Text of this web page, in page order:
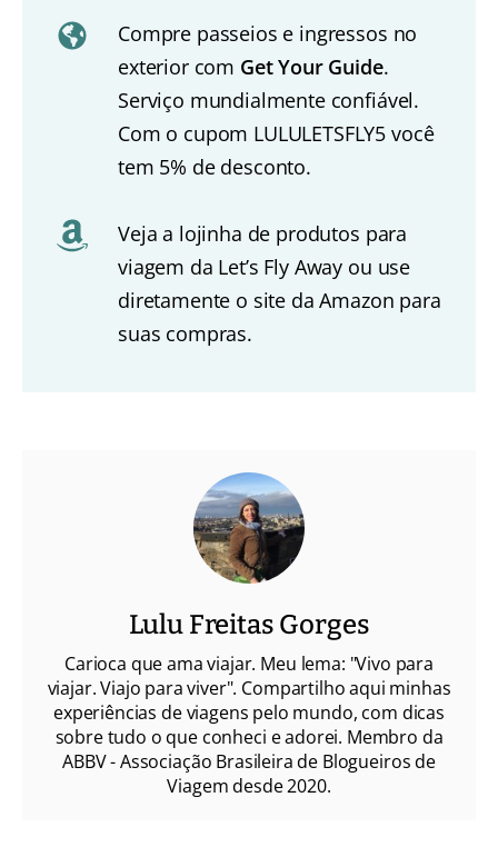
Compre passeios e ingressos no
exterior com Get Your Guide.
Serviço mundialmente confiável.
Com o cupom LULULETSFLY5 você
tem 5% de desconto.
Veja a lojinha de produtos para
viagem da Let’s Fly Away ou use
diretamente o site da Amazon para
suas compras.
Lulu Freitas Gorges
Carioca que ama viajar. Meu lema: "Vivo para
viajar. Viajo para viver". Compartilho aqui minhas
experiências de viagens pelo mundo, com dicas
sobre tudo o que conheci e adorei. Membro da
ABBV - Associação Brasileira de Blogueiros de
Viagem desde 2020.